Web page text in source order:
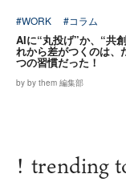
#WORK #コラム
AIに“丸投げ”か、“共
れから差がつくのは、
つの習慣だった！
by by them 編集部
! trending